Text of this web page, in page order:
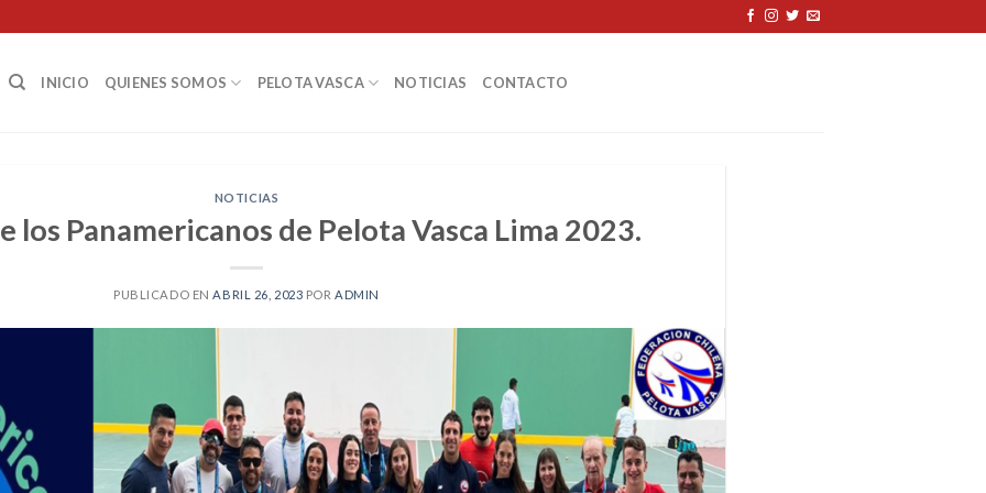
INICIO QUIENES SOMOS PELOTA VASCA NOTICIAS CONTACTO
NOTICIAS
los Panamericanos de Pelota Vasca Lima 2023.
PUBLICADO EN ABRIL 26, 2023 POR ADMIN